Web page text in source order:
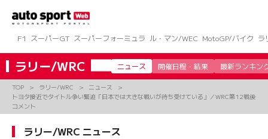
ツ
へ
ス
キ
F1 スーパーGT スーパーフォーミュラ ル・マン/WEC MotoGP/バイク ラ
ラリー/WRC ニュース 開催日程・結果 最新ランキン
TOP ラリー/WRC
ニュース
トヨタ接近でタイトル争い緊迫「日本では大きな戦いが待ち受けている」／WRC第12戦後
コメント
ラリー/WRC ニュース